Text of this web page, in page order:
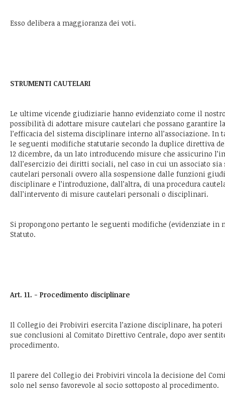
Esso delibera a maggioranza dei voti.
STRUMENTI CAUTELARI
Le ultime vicende giudiziarie hanno evidenziato come il
possibilità di adottare misure cautelari che possano garantire
l’efficacia del sistema disciplinare interno all’associazione. In
le seguenti modifiche statutarie secondo la duplice direttiva
12 dicembre, da un lato introducendo misure che assicurino
dall’esercizio dei diritti sociali, nel caso in cui un associato sia
cautelari personali ovvero alla sospensione dalle funzioni
disciplinare e l’introduzione, dall’altra, di una procedura
dall’intervento di misure cautelari personali o disciplinari.
Si propongono pertanto le seguenti modifiche (evidenziate in
Statuto.
Art. 11. - Procedimento disciplinare
Il Collegio dei Probiviri esercita l’azione disciplinare, ha
sue conclusioni al Comitato Direttivo Centrale, dopo aver
procedimento.
Il parere del Collegio dei Probiviri vincola la decisione del
solo nel senso favorevole al socio sottoposto al procedimento.